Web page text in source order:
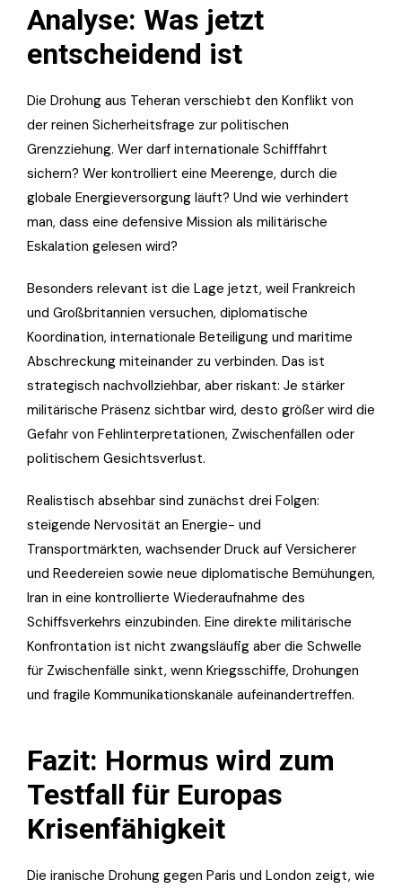
Analyse: Was jetzt
entscheidend ist
Die Drohung aus Teheran verschiebt den Konflikt von
der reinen Sicherheitsfrage zur politischen
Grenzziehung. Wer darf internationale Schifffahrt
sichern? Wer kontrolliert eine Meerenge, durch die
globale Energieversorgung läuft? Und wie verhindert
man, dass eine defensive Mission als militärische
Eskalation gelesen wird?
Besonders relevant ist die Lage jetzt, weil Frankreich
und Großbritannien versuchen, diplomatische
Koordination, internationale Beteiligung und maritime
Abschreckung miteinander zu verbinden. Das ist
strategisch nachvollziehbar, aber riskant: Je stärker
militärische Präsenz sichtbar wird, desto größer wird die
Gefahr von Fehlinterpretationen, Zwischenfällen oder
politischem Gesichtsverlust.
Realistisch absehbar sind zunächst drei Folgen:
steigende Nervosität an Energie- und
Transportmärkten, wachsender Druck auf Versicherer
und Reedereien sowie neue diplomatische Bemühungen,
Iran in eine kontrollierte Wiederaufnahme des
Schiffsverkehrs einzubinden. Eine direkte militärische
Konfrontation ist nicht zwangsläufig aber die Schwelle
für Zwischenfälle sinkt, wenn Kriegsschiffe, Drohungen
und fragile Kommunikationskanäle aufeinandertreffen.
Fazit: Hormus wird zum
Testfall für Europas
Krisenfähigkeit
Die iranische Drohung gegen Paris und London zeigt, wie